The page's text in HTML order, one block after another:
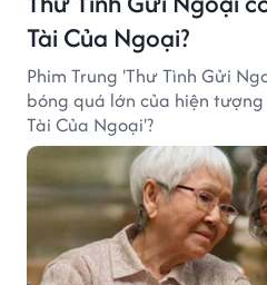
Tài Của Ngoại?
Phim Trung 'Thư Tình Gửi
bóng quá lớn của hiện
Tài Của Ngoại'?